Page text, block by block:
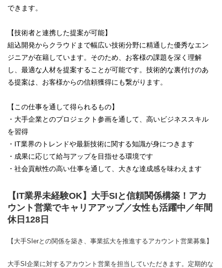
できます。
【技術者と連携した提案が可能】
組込開発からクラウドまで幅広い技術分野に精通した優秀なエン
ジニアが在籍しています。そのため、お客様の課題を深く理解
し、最適な人材を提案することが可能です。技術的な裏付けのあ
る提案は、お客様からの信頼獲得にも繋がります。
【この仕事を通して得られるもの】
・大手企業とのプロジェクト参画を通して、高いビジネススキル
を習得
・IT業界のトレンドや最新技術に関する知識が身につきます
・成果に応じて給与アップを目指せる環境です
・社会貢献性の高い仕事を通して、大きな達成感を味わえます
【IT業界未経験OK】大手SIと信頼関係構築！アカ
ウント営業でキャリアアップ／女性も活躍中／年間
休日128日
【大手SIerとの関係を築き、事業拡大を推進するアカウント営業募集】
大手SI企業に対するアカウント営業を担当していただきます。定期的な